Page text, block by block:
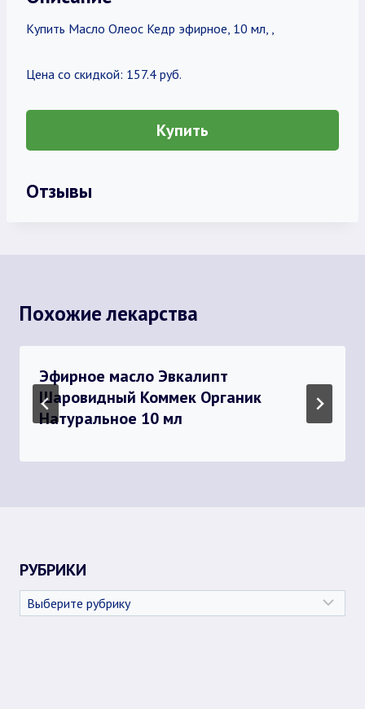
Купить Масло Олеос Кедр эфирное, 10 мл, ,
Цена со скидкой: 157.4 руб.
Купить
Отзывы
Похожие лекарства
Эфирное масло Эвкалипт
Шаровидный Коммек Органик
Натуральное 10 мл
РУБРИКИ
Рубрики